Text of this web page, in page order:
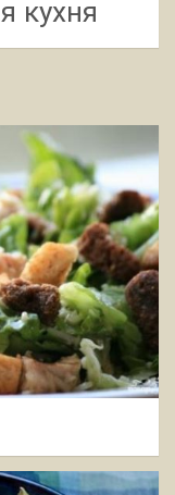
кухня